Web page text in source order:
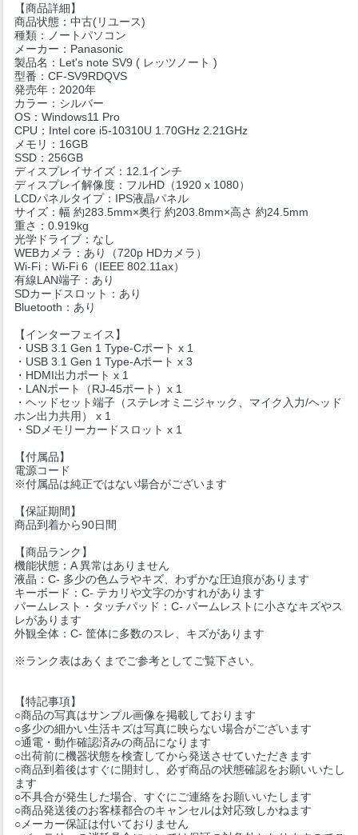
【商品詳細】
商品状態：中古(リユース)
種類：ノートパソコン
メーカー：Panasonic
製品名：Let's note SV9 ( レッツノート )
型番：CF-SV9RDQVS
発売年：2020年
カラー：シルバー
OS：Windows11 Pro
CPU：Intel core i5-10310U 1.70GHz 2.21GHz
メモリ：16GB
SSD：256GB
ディスプレイサイズ：12.1インチ
ディスプレイ解像度：フルHD（1920 x 1080）
LCDパネルタイプ：IPS液晶パネル
サイズ：幅 約283.5mm×奥行 約203.8mm×高さ 約24.5mm
重さ：0.919kg
光学ドライブ：なし
WEBカメラ：あり（720p HDカメラ）
Wi-Fi：Wi-Fi 6（IEEE 802.11ax）
有線LAN端子：あり
SDカードスロット：あり
Bluetooth：あり
【インターフェイス】
・USB 3.1 Gen 1 Type-Cポート x 1
・USB 3.1 Gen 1 Type-Aポート x 3
・HDMI出力ポート x 1
・LANポート（RJ-45ポート）x 1
・ヘッドセット端子（ステレオミニジャック、マイク入力/ヘッド
ホン出力共用） x 1
・SDメモリーカードスロット x 1
【付属品】
電源コード
※付属品は純正ではない場合がございます
【保証期間】
商品到着から90日間
【商品ランク】
機能状態：A 異常はありません
液晶：C- 多少の色ムラやキズ、わずかな圧迫痕があります
キーボード：C- テカリや文字のかすれがあります
パームレスト・タッチパッド：C- パームレストに小さなキズやス
レがあります
外観全体：C- 筐体に多数のスレ、キズがあります
※ランク表はあくまでご参考としてご覧下さい。
【特記事項】
○商品の写真はサンプル画像を掲載しております
○多少の細かい生活キズは写真に映らない場合がございます
○通電・動作確認済みの商品になります
○出荷前に機器状態を検査してから発送させていただきます
○商品到着後はすぐに開封し、必ず商品の状態確認をお願いいたし
ます
○不具合が発生した場合、すぐにご連絡をお願いいたします
○商品発送後のお客様都合のキャンセルは対応致しかねます
○メーカー保証は付いておりません